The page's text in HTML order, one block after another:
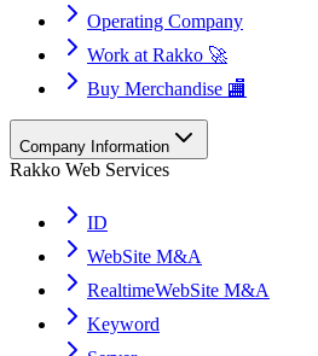
Operating Company
Work at Rakko 🚀
Buy Merchandise 🏬
Company Information
Rakko Web Services
ID
WebSite M&A
RealtimeWebSite M&A
Keyword